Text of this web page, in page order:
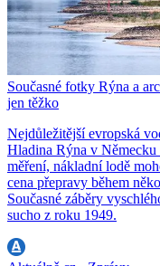
Současné fotky Rýna a
jen těžko
Nejdůležitější evropská
Hladina Rýna v
měření, nákladní lodě
cena přepravy během
Současné záběry
sucho z roku 1949.